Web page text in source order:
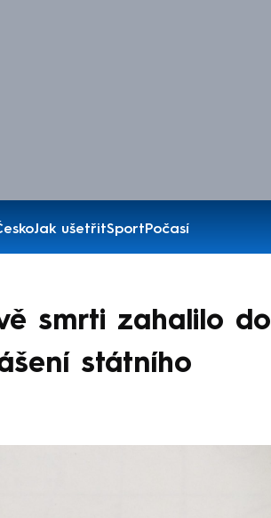
Jak ušetřitSportPočasí
smrti zahalilo do
státního